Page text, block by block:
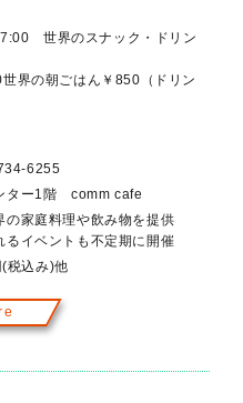
世界のスナック・ドリン
界の朝ごはん￥850（ドリン
6255
ター1階 comm cafe
の家庭料理や飲み物を提供
るイベントも不定期に開催
税込み)他